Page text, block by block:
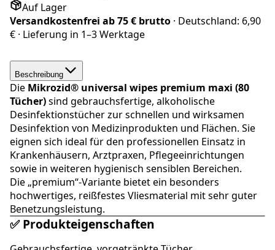
Auf Lager
Versandkostenfrei ab75 € brutto · Deutschland: 6,90
€ · Lieferung in 1–3 Werktage
Beschreibung
Die Mikrozid® universal wipes premium maxi (80
Tücher)sind gebrauchsfertige, alkoholische
Desinfektionstücher zur schnellen und wirksamen
Desinfektion von Medizinprodukten und Flächen. Sie
eignen sich ideal für den professionellen Einsatz in
Krankenhäusern, Arztpraxen, Pflegeeinrichtungen
sowie in weiteren hygienisch sensiblen Bereichen.
Die „premium“-Variante bietet ein besonders
hochwertiges, reißfestes Vliesmaterial mit sehr guter
Benetzungsleistung.
✅ Produkteigenschaften